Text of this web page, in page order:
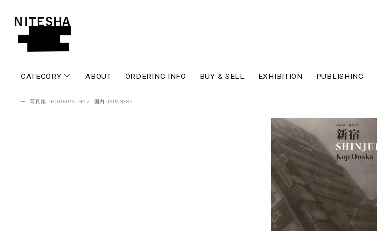
CATEGORY ABOUT ORDERING INFO BUY & SELL EXHIBITION PUBLISHING
ー 写真集 PHOTOGRAPHY > 国内 JAPANESE